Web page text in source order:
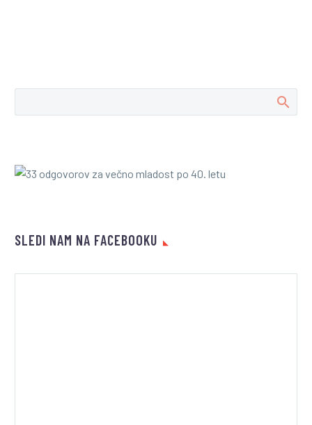
SLEDI NAM NA FACEBOOKU